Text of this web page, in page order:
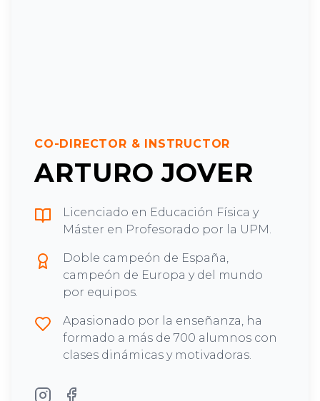
CO-DIRECTOR & INSTRUCTOR
ARTURO JOVER
Licenciado en Educación Física y
Máster en Profesorado por la UPM.
Doble campeón de España,
campeón de Europa y del mundo
por equipos.
Apasionado por la enseñanza, ha
formado a más de 700 alumnos con
clases dinámicas y motivadoras.